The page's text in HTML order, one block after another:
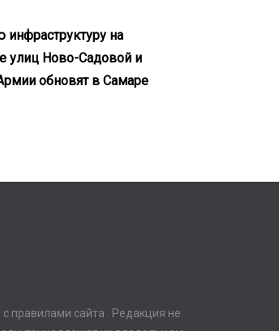
инфраструктуру на
улиц Ново-Садовой и
обновят в Самаре
правилами сайта . Редакция не